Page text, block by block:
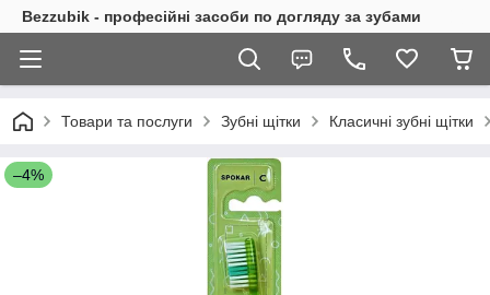
Bezzubik - професійні засоби по догляду за зубами
Товари та послуги Зубні щітки Класичні зубні щітки
–4%